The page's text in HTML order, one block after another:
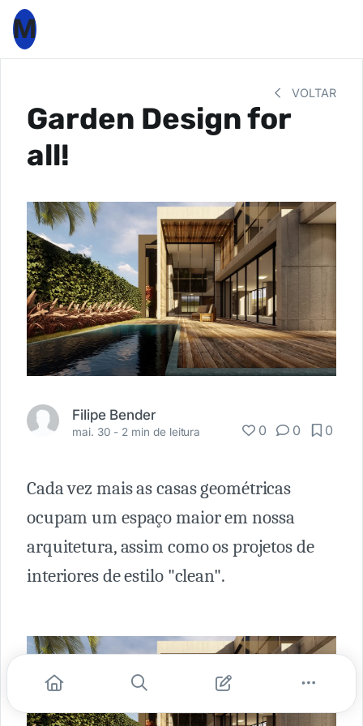
M
VOLTAR
Garden Design for
all!
Filipe Bender
mai. 30 - 2 min de leitura 0 0 0
Cada vez mais as casas geométricas
ocupam um espaço maior em nossa
arquitetura, assim como os projetos de
interiores de estilo "clean".